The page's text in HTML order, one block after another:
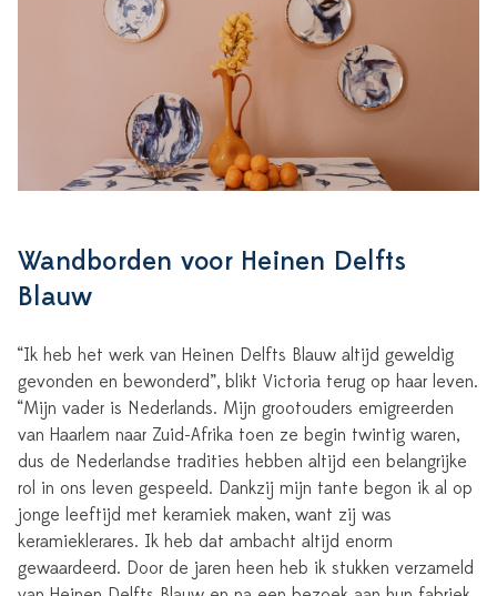
Wandborden voor Heinen Delfts
Blauw
“Ik heb het werk van Heinen Delfts Blauw altijd geweldig
gevonden en bewonderd”, blikt Victoria terug op haar leven.
“Mijn vader is Nederlands. Mijn grootouders emigreerden
van Haarlem naar Zuid-Afrika toen ze begin twintig waren,
dus de Nederlandse tradities hebben altijd een belangrijke
rol in ons leven gespeeld. Dankzij mijn tante begon ik al op
jonge leeftijd met keramiek maken, want zij was
keramieklerares. Ik heb dat ambacht altijd enorm
gewaardeerd. Door de jaren heen heb ik stukken verzameld